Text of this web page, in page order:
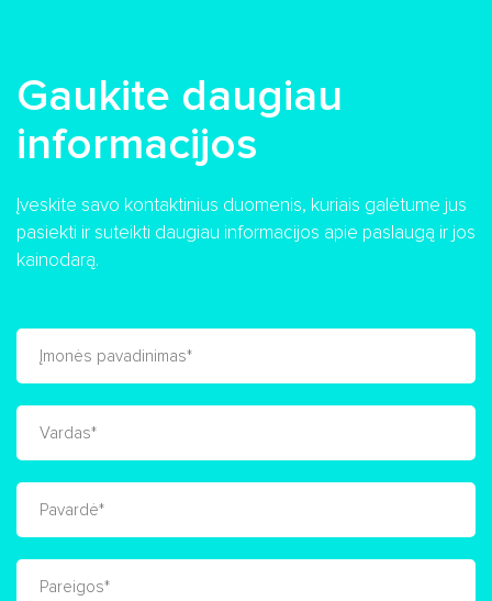
Gaukite daugiau
informacijos
Įveskite savo kontaktinius duomenis, kuriais galėtume jus
pasiekti ir suteikti daugiau informacijos apie paslaugą ir jos
kainodarą.